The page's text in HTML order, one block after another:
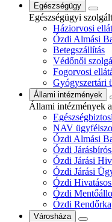
Egészségügy
Egészségügyi
Háziorvosi
Ózdi Almási
Betegszállítás
Védőnői
Fogorvosi
Gyógyszertári
Állami intézmények
Állami intézmények
NAV
Ózdi Almási
Ózdi
Ózdi Járási
Ózdi Járási
Ózdi
Ózdi
Ózdi
Városháza